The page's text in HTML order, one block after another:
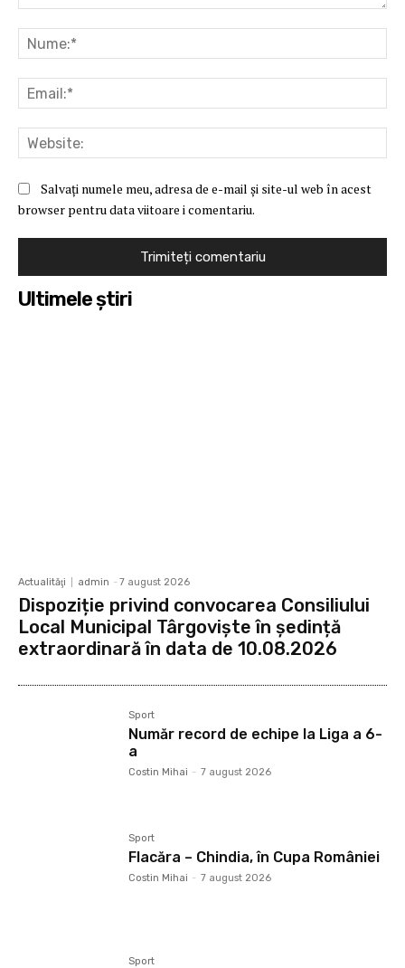
Salvați numele meu, adresa de e-mail și site-ul web în acest
browser pentru data viitoare i comentariu.
Ultimele ştiri
Actualităţi admin - 7 august 2026
Dispoziție privind convocarea Consiliului
Local Municipal Târgoviște în ședință
extraordinară în data de 10.08.2026
Sport
Număr record de echipe la Liga a 6-
a
Costin Mihai - 7 august 2026
Sport
Flacăra – Chindia, în Cupa României
Costin Mihai - 7 august 2026
Sport